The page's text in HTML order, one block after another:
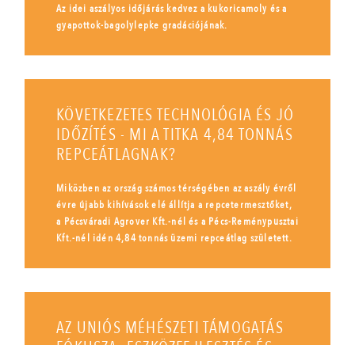
Az idei aszályos időjárás kedvez a kukoricamoly és a
gyapottok-bagolylepke gradációjának.
KÖVETKEZETES TECHNOLÓGIA ÉS JÓ
IDŐZÍTÉS - MI A TITKA 4,84 TONNÁS
REPCEÁTLAGNAK?
Miközben az ország számos térségében az aszály évről
évre újabb kihívások elé állítja a repcetermesztőket,
a Pécsváradi Agrover Kft.-nél és a Pécs-Reménypusztai
Kft.-nél idén 4,84 tonnás üzemi repceátlag született.
AZ UNIÓS MÉHÉSZETI TÁMOGATÁS